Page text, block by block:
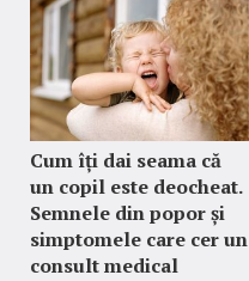
Cum îți dai seama că
un copil este deocheat.
Semnele din popor și
simptomele care cer un
consult medical